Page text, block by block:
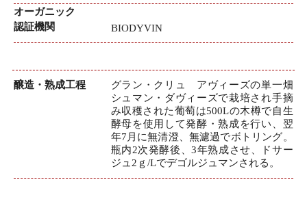
オーガニック
認証機関
BIODYVIN
醸造・熟成工程
グラン・クリュ アヴィーズの単一畑
シュマン・ダヴィーズで栽培され手摘
み収穫された葡萄は500Lの木樽で自生
酵母を使用して発酵・熟成を行い、翌
年7月に無清澄、無濾過でボトリング。
瓶内2次発酵後、3年熟成させ、ドサー
ジュ2ｇ/Lでデゴルジュマンされる。